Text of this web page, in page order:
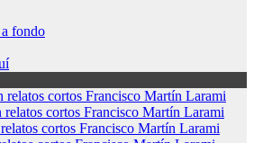
fondo
relatos cortos Francisco Martín Larami
relatos cortos Francisco Martín Larami
cortos Francisco Martín Larami